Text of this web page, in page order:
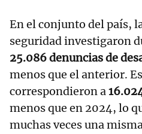
En el conjunto del país,
seguridad investigaron
25.086 denuncias de
menos que el anterior.
correspondieron a
menos que en 2024, lo
muchas veces una